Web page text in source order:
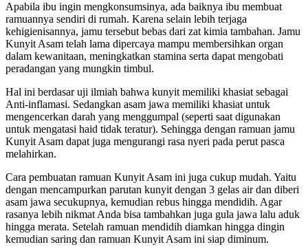
Apabila ibu ingin mengkonsumsinya, ada baiknya ibu membuat
ramuannya sendiri di rumah. Karena selain lebih terjaga
kehigienisannya, jamu tersebut bebas dari zat kimia tambahan. Jamu
Kunyit Asam telah lama dipercaya mampu membersihkan organ
dalam kewanitaan, meningkatkan stamina serta dapat mengobati
peradangan yang mungkin timbul.
Hal ini berdasar uji ilmiah bahwa kunyit memiliki khasiat sebagai
Anti-inflamasi. Sedangkan asam jawa memiliki khasiat untuk
mengencerkan darah yang menggumpal (seperti saat digunakan
untuk mengatasi haid tidak teratur). Sehingga dengan ramuan jamu
Kunyit Asam dapat juga mengurangi rasa nyeri pada perut pasca
melahirkan.
Cara pembuatan ramuan Kunyit Asam ini juga cukup mudah. Yaitu
dengan mencampurkan parutan kunyit dengan 3 gelas air dan diberi
asam jawa secukupnya, kemudian rebus hingga mendidih. Agar
rasanya lebih nikmat Anda bisa tambahkan juga gula jawa lalu aduk
hingga merata. Setelah ramuan mendidih diamkan hingga dingin
kemudian saring dan ramuan Kunyit Asam ini siap diminum.